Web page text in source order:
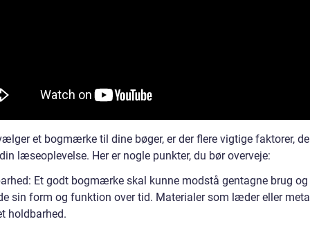
et bogmærke til dine bøger, er der flere vigtige faktorer,
læseoplevelse. Her er nogle punkter, du bør overveje:
Et godt bogmærke skal kunne modstå gentagne brug og
sin form og funktion over tid. Materialer som læder eller
holdbarhed.